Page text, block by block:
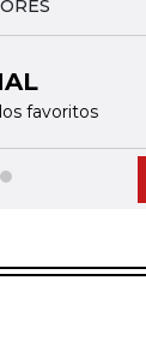
favoritos